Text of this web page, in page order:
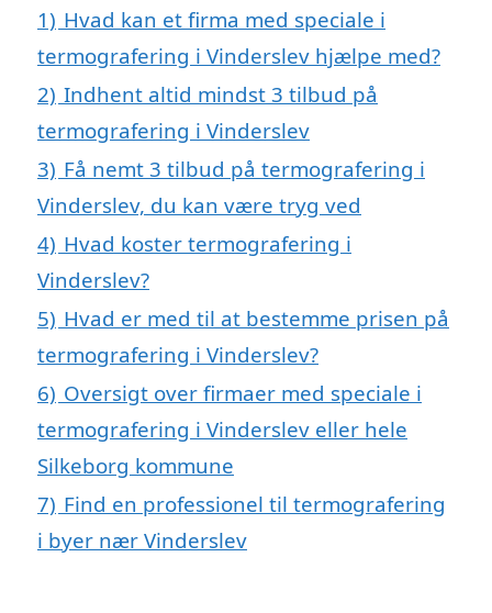
1) Hvad kan et firma med speciale i
termografering i Vinderslev hjælpe med?
2) Indhent altid mindst 3 tilbud på
termografering i Vinderslev
3) Få nemt 3 tilbud på termografering i
Vinderslev, du kan være tryg ved
4) Hvad koster termografering i
Vinderslev?
5) Hvad er med til at bestemme prisen på
termografering i Vinderslev?
6) Oversigt over firmaer med speciale i
termografering i Vinderslev eller hele
Silkeborg kommune
7) Find en professionel til termografering
i byer nær Vinderslev